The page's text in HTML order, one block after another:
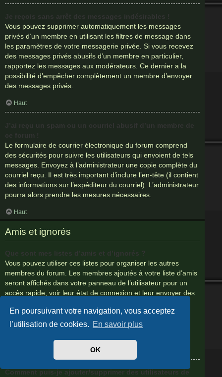
En poursuivant votre navigation, vous acceptez
l’utilisation de cookies. En savoir plus
OK
Vous pouvez supprimer automatiquement les messages
privés d’un membre en utilisant les filtres de message dans
les paramètres de votre messagerie privée. Si vous recevez
des messages privés abusifs d’un membre en particulier,
rapportez les messages aux modérateurs. Ce dernier a la
possibilité d’empêcher complètement un membre d’envoyer
des messages privés.
Haut
Le formulaire de courrier électronique du forum comprend
des sécurités pour suivre les utilisateurs qui envoient de tels
messages. Envoyez à l’administrateur une copie complète du
courriel reçu. Il est très important d’inclure l’en-tête (il contient
des informations sur l’expéditeur du courriel). L’administrateur
pourra alors prendre les mesures nécessaires.
Haut
Amis et ignorés
Que sont mes listes d’amis et d’ignorés ?
Vous pouvez utiliser ces listes pour organiser les autres
membres du forum. Les membres ajoutés à votre liste d’amis
seront affichés dans votre panneau de l’utilisateur pour un
accès rapide, voir leur état de connexion et leur envoyer des
messages peuvent être mis en valeur. Si vous ajoutez un
utilisateur à votre liste d’ignorés, tous ses messages seront
Comment puis-je ajouter/supprimer des utilisateurs de